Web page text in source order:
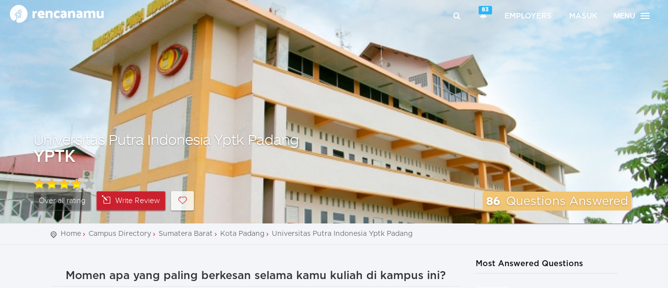
83
EMPLOYERS MASUK MENU
Universitas Putra Indonesia Yptk Padang
YPTK
Over all rating Write Review 86 Questions Answered
Home Campus Directory Sumatera Barat Kota Padang Universitas Putra Indonesia Yptk Padang
Momen apa yang paling berkesan selama kamu kuliah di kampus ini?
Most Answered Questions